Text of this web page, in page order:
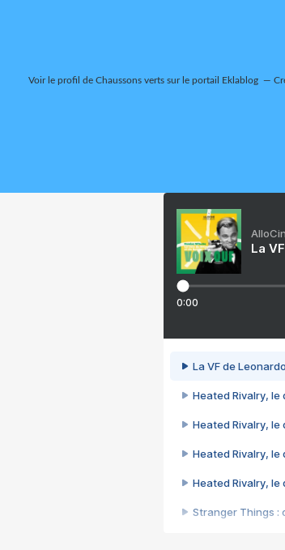
Voir le profil de Chaussons verts sur le portail Eklablog
La
0:00
La VF de
Heated Rivalry, le
Heated Rivalry, le
Heated Rivalry, le
Heated Rivalry, le
Stranger Things :